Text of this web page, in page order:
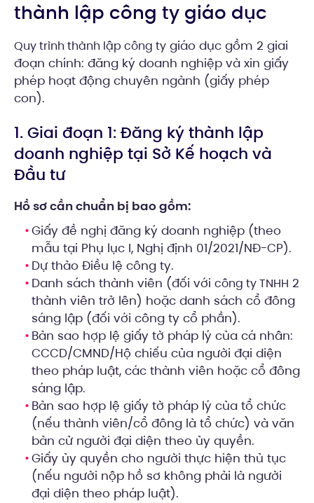
thành lập công ty giáo dục
Quy trình thành lập công ty giáo dục gồm 2 giai
đoạn chính: đăng ký doanh nghiệp và xin giấy
phép hoạt động chuyên ngành (giấy phép
con).
1. Giai đoạn 1: Đăng ký thành lập
doanh nghiệp tại Sở Kế hoạch và
Đầu tư
Hồ sơ cần chuẩn bị bao gồm:
Giấy đề nghị đăng ký doanh nghiệp (theo
mẫu tại Phụ lục I, Nghị định 01/2021/NĐ-CP).
Dự thảo Điều lệ công ty.
Danh sách thành viên (đối với công ty TNHH 2
thành viên trở lên) hoặc danh sách cổ đông
sáng lập (đối với công ty cổ phần).
Bản sao hợp lệ giấy tờ pháp lý của cá nhân:
CCCD/CMND/Hộ chiếu của người đại diện
theo pháp luật, các thành viên hoặc cổ đông
sáng lập.
Bản sao hợp lệ giấy tờ pháp lý của tổ chức
(nếu thành viên/cổ đông là tổ chức) và văn
bản cử người đại diện theo ủy quyền.
Giấy ủy quyền cho người thực hiện thủ tục
(nếu người nộp hồ sơ không phải là người
đại diện theo pháp luật).